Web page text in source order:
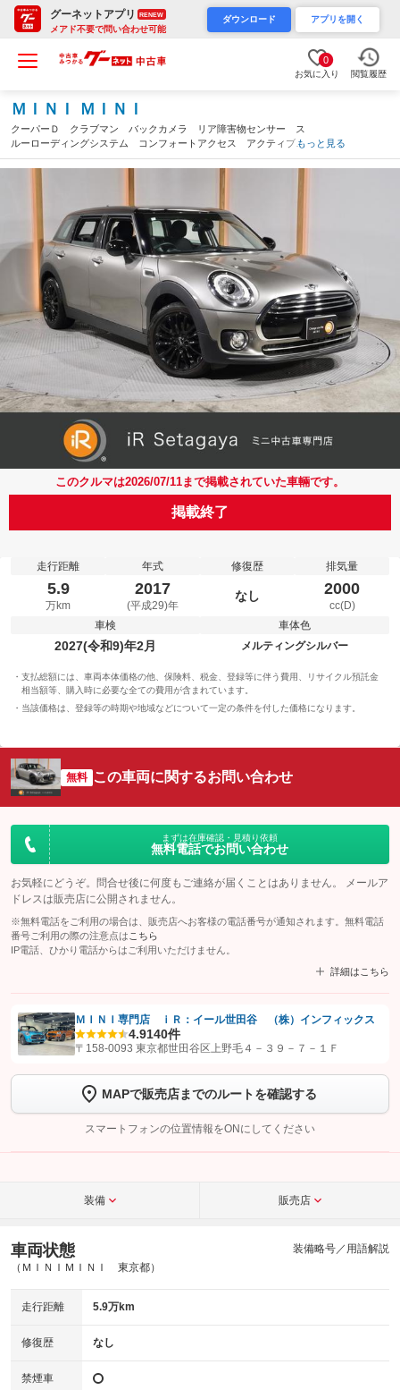
グーネットアプリ RENEW
メアド不要で問い合わせ可能
ダウンロード アプリを開く
0
お気に入り 閲覧履歴
ＭＩＮＩ ＭＩＮＩ
クーパーＤ クラブマン バックカメラ リア障害物センサー ス
ルーローディングシステム コンフォートアクセス アクティブク
ルコン ドアプロジェクター ＬＥＤヘッドライト／フォグラン
プ 純正ナビ ＥＴＣ２．０ 整備付（東京都）
もっと見る
このクルマは2026/07/11まで掲載されていた車輛です。
掲載終了
走行距離
5.9
万km
年式
2017
(平成29)年
修復歴
なし
排気量
2000
cc(D)
車検
2027(令和9)年2月
車体色
メルティングシルバー
支払総額には、車両本体価格の他、保険料、税金、登録等に伴う費用、リサイクル預託金
相当額等、購入時に必要な全ての費用が含まれています。
当該価格は、登録等の時期や地域などについて一定の条件を付した価格になります。
無料 この車両に関するお問い合わせ
まずは在庫確認・見積り依頼
無料電話でお問い合わせ
お気軽にどうぞ。問合せ後に何度もご連絡が届くことはありません。 メールア
ドレスは販売店に公開されません。
※無料電話をご利用の場合は、販売店へお客様の電話番号が通知されます。無料電話
番号ご利用の際の注意点は こちら
IP電話、ひかり電話からはご利用いただけません。
詳細はこちら
【STEP1】認証画面でグーネットを友だち追加してから「許可する」ボタンを押
トーク画面で
ボタンをタップして問い合わせを
完了してください。
こちら
ＭＩＮＩ専門店 ｉＲ：イール世田谷 （株）インフィックス
4.9140件
〒158-0093 東京都世田谷区上野毛４－３９－７－１Ｆ
MAPで販売店までのルートを確認する
スマートフォンの位置情報をONにしてください
装備 販売店
車両状態
（ＭＩＮＩＭＩＮＩ 東京都）
装備略号／用語解説
走行距離 5.9万km
修復歴 なし
禁煙車